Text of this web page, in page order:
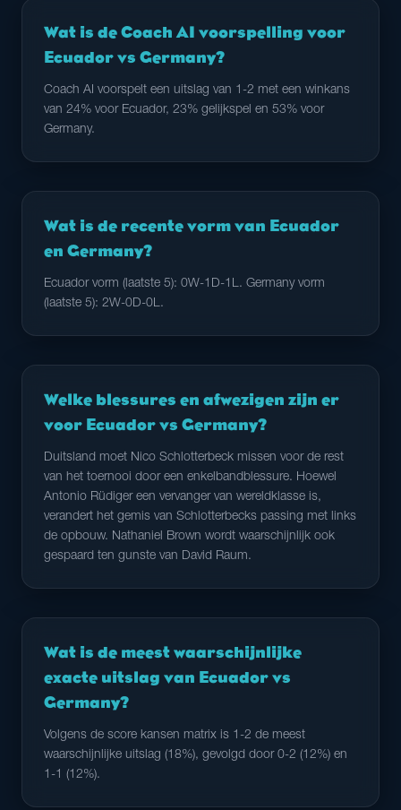
Wat is de Coach AI voorspelling voor
Ecuador vs Germany?
Coach AI voorspelt een uitslag van 1-2 met een winkans
van 24% voor Ecuador, 23% gelijkspel en 53% voor
Germany.
Wat is de recente vorm van Ecuador
en Germany?
Ecuador vorm (laatste 5): 0W-1D-1L. Germany vorm
(laatste 5): 2W-0D-0L.
Welke blessures en afwezigen zijn er
voor Ecuador vs Germany?
Duitsland moet Nico Schlotterbeck missen voor de rest
van het toernooi door een enkelbandblessure. Hoewel
Antonio Rüdiger een vervanger van wereldklasse is,
verandert het gemis van Schlotterbecks passing met links
de opbouw. Nathaniel Brown wordt waarschijnlijk ook
gespaard ten gunste van David Raum.
Wat is de meest waarschijnlijke
exacte uitslag van Ecuador vs
Germany?
Volgens de score kansen matrix is 1-2 de meest
waarschijnlijke uitslag (18%), gevolgd door 0-2 (12%) en
1-1 (12%).